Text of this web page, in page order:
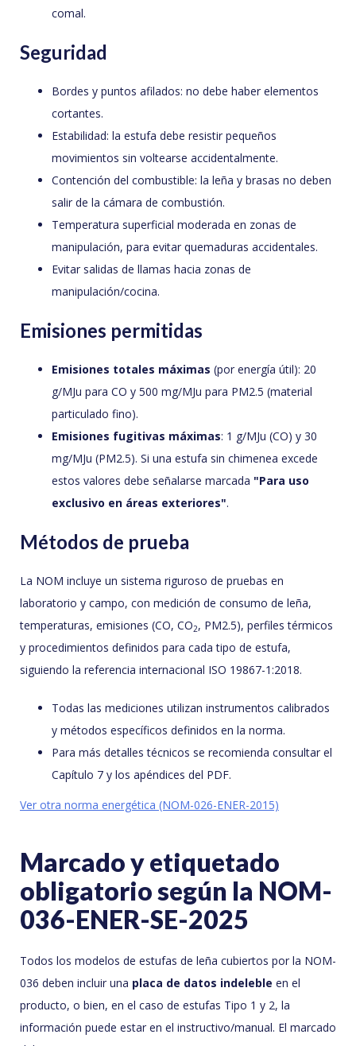
comal.
Seguridad
Bordes y puntos afilados: no debe haber elementos
cortantes.
Estabilidad: la estufa debe resistir pequeños
movimientos sin voltearse accidentalmente.
Contención del combustible: la leña y brasas no deben
salir de la cámara de combustión.
Temperatura superficial moderada en zonas de
manipulación, para evitar quemaduras accidentales.
Evitar salidas de llamas hacia zonas de
manipulación/cocina.
Emisiones permitidas
Emisiones totales máximas (por energía útil): 20
g/MJu para CO y 500 mg/MJu para PM2.5 (material
particulado fino).
Emisiones fugitivas máximas: 1 g/MJu (CO) y 30
mg/MJu (PM2.5). Si una estufa sin chimenea excede
estos valores debe señalarse marcada "Para uso
exclusivo en áreas exteriores".
Métodos de prueba
La NOM incluye un sistema riguroso de pruebas en
laboratorio y campo, con medición de consumo de leña,
temperaturas, emisiones (CO, CO2, PM2.5), perfiles térmicos
y procedimientos definidos para cada tipo de estufa,
siguiendo la referencia internacional ISO 19867-1:2018.
Todas las mediciones utilizan instrumentos calibrados
y métodos específicos definidos en la norma.
Para más detalles técnicos se recomienda consultar el
Capítulo 7 y los apéndices del PDF.
Ver otra norma energética (NOM-026-ENER-2015)
Marcado y etiquetado
obligatorio según la NOM-
036-ENER-SE-2025
Todos los modelos de estufas de leña cubiertos por la NOM-
036 deben incluir una placa de datos indeleble en el
producto, o bien, en el caso de estufas Tipo 1 y 2, la
información puede estar en el instructivo/manual. El marcado